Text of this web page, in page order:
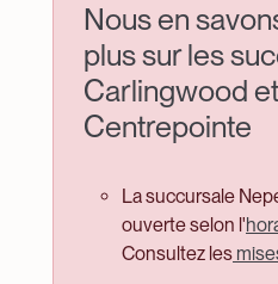
Bibliothèque
d'Ottawa
Nous en
plus sur les
Carlingwood
Centrepointe
La succursale
ouverte selon l'
Consultez les